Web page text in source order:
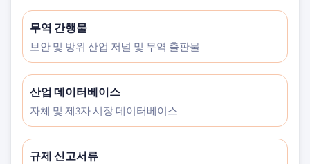
무역 간행물
보안 및 방위 산업 저널 및 무역 출판물
산업 데이터베이스
자체 및 제3자 시장 데이터베이스
규제 신고서류